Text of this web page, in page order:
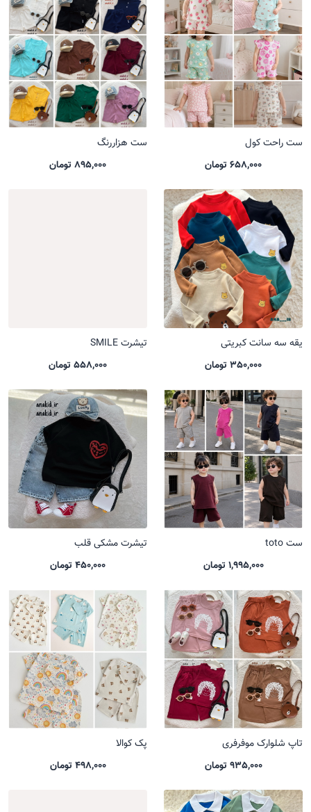
ست راحت کول
658,000 تومان
ست هزاررنگ
895,000 تومان
یقه سه سانت کبریتی
350,000 تومان
تیشرت SMILE
558,000 تومان
ست toto
1,995,000 تومان
تیشرت مشکی قلب
450,000 تومان
تاپ شلوارک موفرفری
935,000 تومان
پک کوالا
498,000 تومان